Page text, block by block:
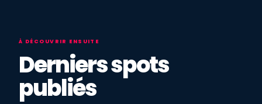
À DÉCOUVRIR ENSUITE
Derniers spots
publiés